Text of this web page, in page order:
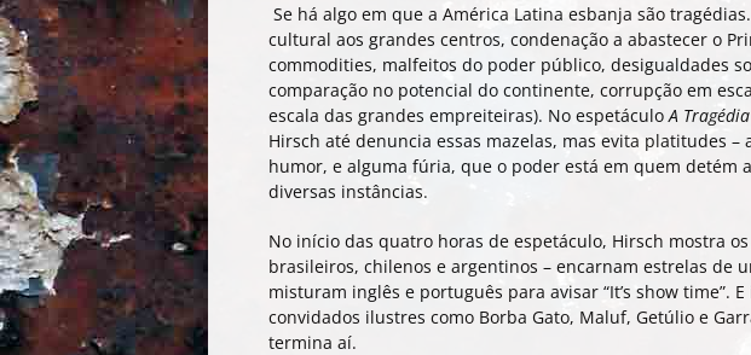
Se há algo em que a América Latina esbanja são
cultural aos grandes centros, condenação a abastecer o
commodities, malfeitos do poder público, desigualdades
comparação no potencial do continente, corrupção em
escala das grandes empreiteiras). No espetáculo A
Hirsch até denuncia essas mazelas, mas evita platitudes –
humor, e alguma fúria, que o poder está em quem detém
diversas instâncias.
No início das quatro horas de espetáculo, Hirsch mostra
brasileiros, chilenos e argentinos – encarnam estrelas de
misturam inglês e português para avisar “It’s show time”.
convidados ilustres como Borba Gato, Maluf, Getúlio e
termina aí.